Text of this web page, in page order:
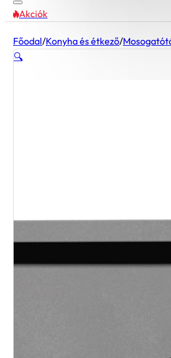
Akciók
Főodal/Konyha és étkező/
🔍